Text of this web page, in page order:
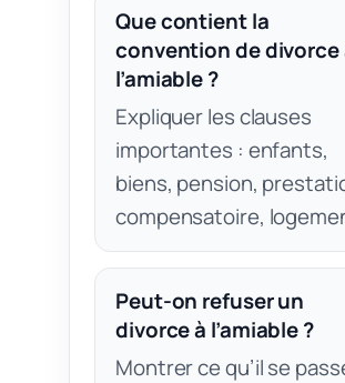
Que contient la
convention de divorce
l’amiable ?
Expliquer les clauses
importantes : enfants,
biens, pension,
compensatoire,
Peut-on refuser un
divorce à l’amiable ?
Montrer ce qu’il se